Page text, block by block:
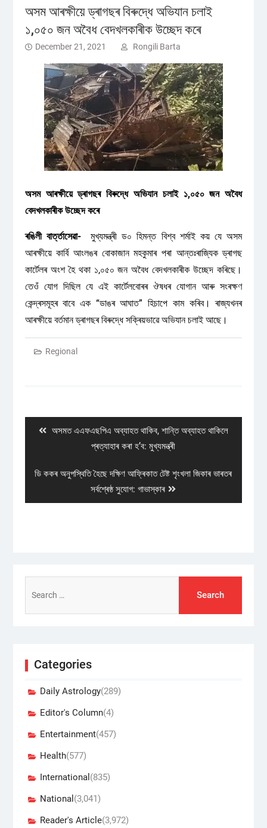
অসম আৰক্ষীয়ে ড্ৰাগছৰ বিৰুদ্ধে অভিযান চলাই
১,০৫০ জন অবৈধ বেদখলকাৰীক উচ্ছেদ কৰে
December 21, 2021 Rongili Barta
অসম আৰক্ষীয়ে ড্ৰাগছৰ বিৰুদ্ধে অভিযান চলাই ১,০৫০ জন অবৈধ
বেদখলকাৰীক উচ্ছেদ কৰে
ৰঙিলী বাৰ্ত্তাসেৱা-মুখ্যমন্ত্ৰী ড০ হিমন্ত বিশ্ব শৰ্মাই কয় যে অসম
আৰক্ষীয়ে কাৰ্বি আংলঙৰ বোকাজান মহকুমাৰ পৰা আন্তঃৰাজ্যিক ড্ৰাগছ
কাৰ্টেলৰ অংশ হৈ থকা ১,০৫০ জন অবৈধ বেদখলকাৰীক উচ্ছেদ কৰিছে।
তেওঁ যোগ দিছিল যে এই কাৰ্টেলবোৰৰ ঔষধৰ যোগান আৰু সংৰক্ষণ
কেন্দ্ৰসমূহৰ বাবে এক “ডাঙৰ আঘাত” হিচাপে কাম কৰিব। ৰাজ্যখনৰ
আৰক্ষীয়ে বৰ্তমান ড্ৰাগছৰ বিৰুদ্ধে সক্ৰিয়ভাৱে অভিযান চলাই আছে।
Regional
Previous
অসমত এএফএছপিএ অব্যাহত থাকিব, শান্তি অব্যাহত থাকিলে
প্ৰত্যাহাৰ কৰা হ’ব: মুখ্যমন্ত্ৰী
Next
ডি ককৰ অনুপস্থিতি হৈছে দক্ষিণ আফ্ৰিকাত টেষ্ট শৃংখলা জিকাৰ ভাৰতৰ
সৰ্বশ্ৰেষ্ঠ সুযোগ: গাভাস্কাৰ
for:
Categories
Daily Astrology(289)
Editor's Column(4)
Entertainment(457)
Health(577)
International (835)
National (3,041)
Reader's Article(3,972)